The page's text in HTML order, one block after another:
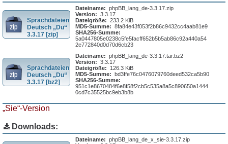
Sprachdateien
Deutsch „Du“
3.3.17 [zip]
Dateiname: phpBB_lang_de-3.3.17.zip
Version: 3.3.17
Dateigröße: 233.2 KiB
MD5-Summe: 8fa84e43f053f2b86c9432cc4aab81e9
SHA256-Summe:
5a0447805e0238c5fe5facff652b5b5ab86c92a440a54
2e772840d0d70d6cb23
Sprachdateien
Deutsch „Du“
3.3.17 [bz2]
Dateiname: phpBB_lang_de-3.3.17.tar.bz2
Version: 3.3.17
Dateigröße:
126.3 KiB
MD5-Summe: bd3ffe76c0476079760deed532ca5b90
SHA256-Summe:
951c1e8670484f6e8f58f2cb5c535a8a5c890650a1444
0cd7c35525bc9eb3b8b
„Sie“-Version
Downloads:
Dateiname: phpBB_lang_de_x_sie-3.3.17.zip